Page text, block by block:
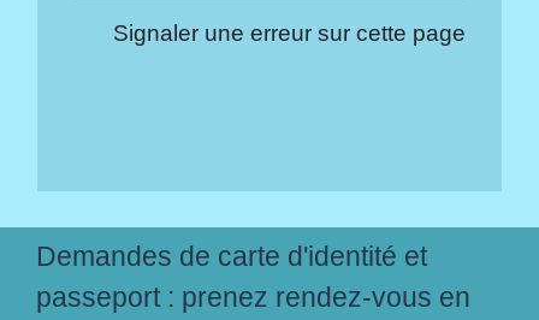
Signaler une erreur sur cette page
Demandes de carte d'identité et
passeport : prenez rendez-vous en